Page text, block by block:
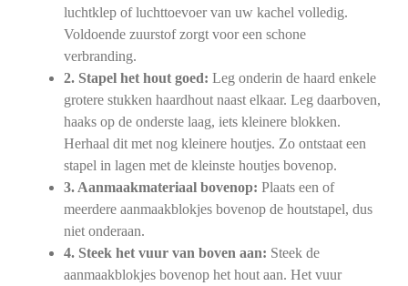
luchtklep of luchttoevoer van uw kachel volledig.
Voldoende zuurstof zorgt voor een schone
verbranding.
2. Stapel het hout goed: Leg onderin de haard enkele
grotere stukken haardhout naast elkaar. Leg daarboven,
haaks op de onderste laag, iets kleinere blokken.
Herhaal dit met nog kleinere houtjes. Zo ontstaat een
stapel in lagen met de kleinste houtjes bovenop.
3. Aanmaakmateriaal bovenop: Plaats een of
meerdere aanmaakblokjes bovenop de houtstapel, dus
niet onderaan.
4. Steek het vuur van boven aan: Steek de
aanmaakblokjes bovenop het hout aan. Het vuur